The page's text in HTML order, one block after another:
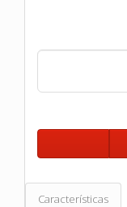
Características